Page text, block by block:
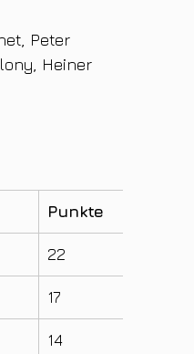
Peter
Heiner
Punkte
22
17
14